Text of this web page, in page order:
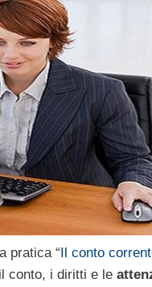
pratica “Il conto
conto, i diritti e le